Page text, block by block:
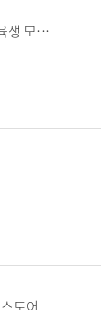
2026년 국가유산교육 전문가 양성과정(3급 3기) 교육생 모집 공고